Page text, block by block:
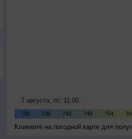
Кликните на погодной карте для